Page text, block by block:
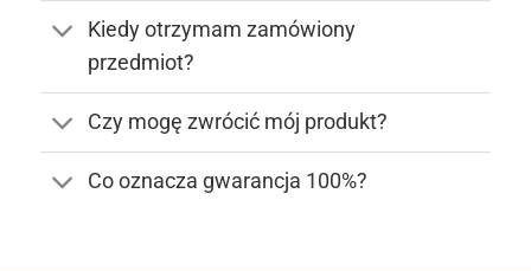
Kiedy otrzymam zamówiony
przedmiot?
Czy mogę zwrócić mój produkt?
Co oznacza gwarancja 100%?